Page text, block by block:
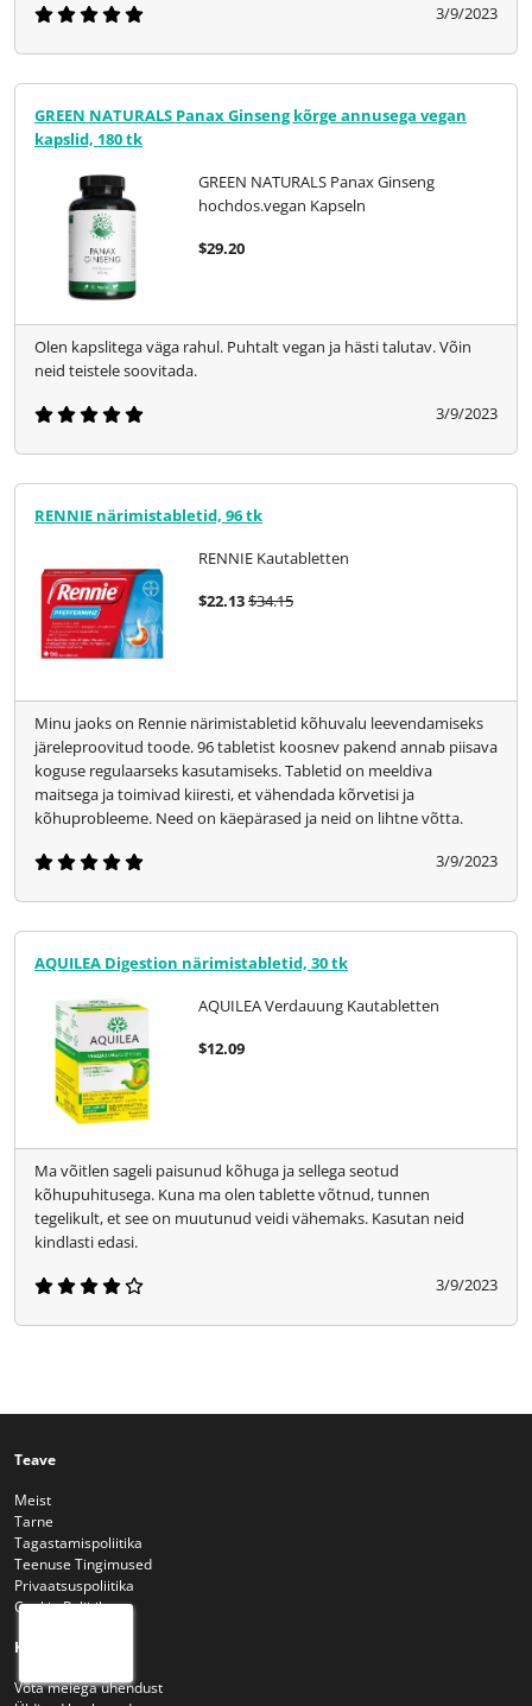
3/9/2023
GREEN NATURALS Panax Ginseng kõrge annusega vegan
kapslid, 180 tk
GREEN NATURALS Panax Ginseng
hochdos.vegan Kapseln
$29.20
Olen kapslitega väga rahul. Puhtalt vegan ja hästi talutav. Võin
neid teistele soovitada.
3/9/2023
RENNIE närimistabletid, 96 tk
RENNIE Kautabletten
$22.13$34.15
Minu jaoks on Rennie närimistabletid kõhuvalu leevendamiseks
järeleproovitud toode. 96 tabletist koosnev pakend annab piisava
koguse regulaarseks kasutamiseks. Tabletid on meeldiva
maitsega ja toimivad kiiresti, et vähendada kõrvetisi ja
kõhuprobleeme. Need on käepärased ja neid on lihtne võtta.
3/9/2023
AQUILEA Digestion närimistabletid, 30 tk
AQUILEA Verdauung Kautabletten
$12.09
Ma võitlen sageli paisunud kõhuga ja sellega seotud
kõhupuhitusega. Kuna ma olen tablette võtnud, tunnen
tegelikult, et see on muutunud veidi vähemaks. Kasutan neid
kindlasti edasi.
3/9/2023
Teave
Meist
Tarne
Tagastamispoliitika
Teenuse Tingimused
Privaatsuspoliitika
Cookie Poliitika
Kasutajatugi
Võta meiega ühendust